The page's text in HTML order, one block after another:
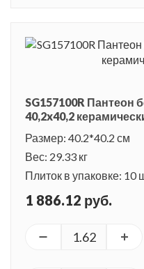
SG157100R Пантеон
40,2x40,2
Размер: 40.2*40.2 см
Вес: 29.33 кг
Плиток в упаковке: 10
1 886.12 руб.